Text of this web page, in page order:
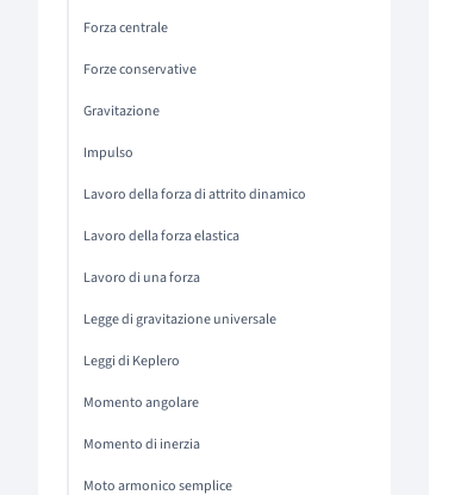
Forza centrale
Forze conservative
Gravitazione
Impulso
Lavoro della forza di attrito dinamico
Lavoro della forza elastica
Lavoro di una forza
Legge di gravitazione universale
Leggi di Keplero
Momento angolare
Momento di inerzia
Moto armonico semplice